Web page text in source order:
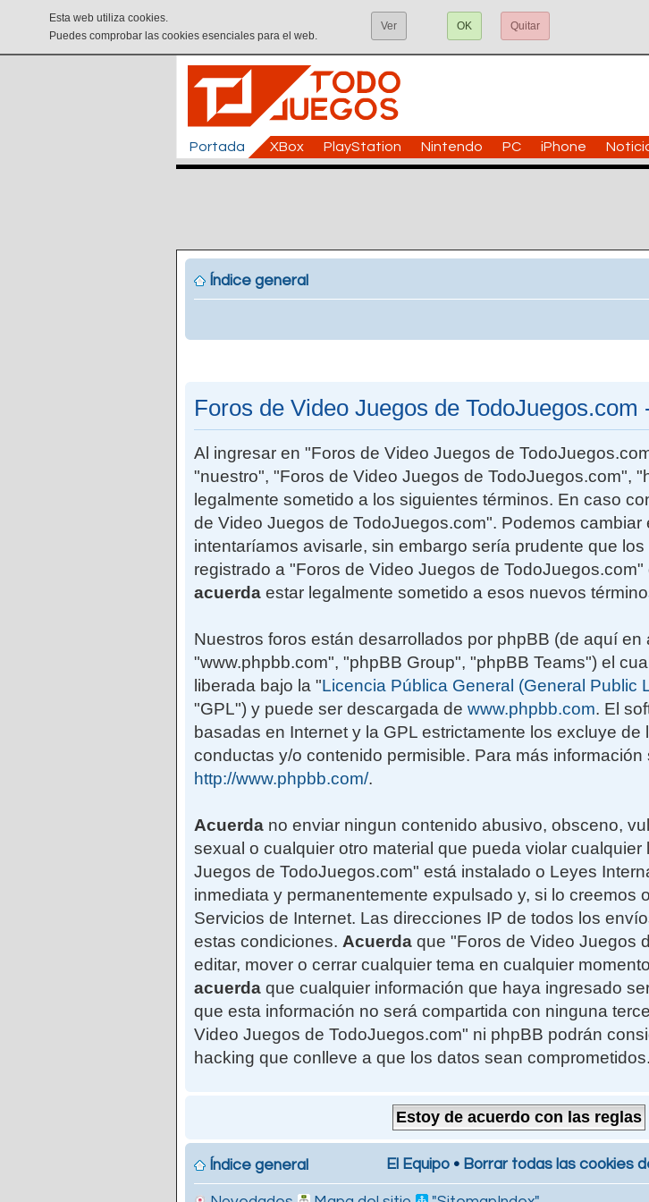
Esta web utiliza cookies.
Puedes comprobar las cookies esenciales para el web.
Ver OK Quitar
Portada XBox PlayStation Nintendo PC iPhone
Índice general
Foros de Video Juegos de TodoJuegos.com
Al ingresar en "Foros de Video Juegos de
"nuestro", "Foros de Video Juegos de TodoJuegos.com",
legalmente sometido a los siguientes términos. En caso
de Video Juegos de TodoJuegos.com". Podemos
intentaríamos avisarle, sin embargo sería prudente que
registrado a "Foros de Video Juegos de
acuerda estar legalmente sometido a esos nuevos
Nuestros foros están desarrollados por phpBB (de aquí
"www.phpbb.com", "phpBB Group", "phpBB Teams") el
liberada bajo la "Licencia Pública General (General Public
"GPL") y puede ser descargada de www.phpbb.com. El
basadas en Internet y la GPL estrictamente los excluye
conductas y/o contenido permisible. Para más
http://www.phpbb.com/.
Acuerda no enviar ningun contenido abusivo, obsceno,
sexual o cualquier otro material que pueda violar
Juegos de TodoJuegos.com" está instalado o Leyes
inmediata y permanentemente expulsado y, si lo creemos
Servicios de Internet. Las direcciones IP de todos los
estas condiciones. Acuerda que "Foros de Video Juegos
editar, mover o cerrar cualquier tema en cualquier
acuerda que cualquier información que haya ingresado
que esta información no será compartida con ninguna
Video Juegos de TodoJuegos.com" ni phpBB podrán
hacking que conlleve a que los datos sean comprometidos.
Índice general El Equipo • Borrar todas las cookies